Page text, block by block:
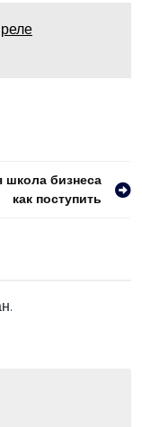
бизнеса
как поступить